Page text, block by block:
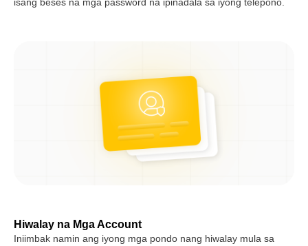
Hiwalay na Mga Account
Iniimbak namin ang iyong mga pondo nang hiwalay mula sa